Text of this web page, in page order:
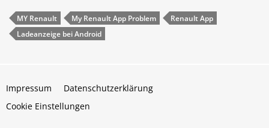
MY Renault My Renault App Problem
Renault App
Ladeanzeige bei Android
Impressum
Datenschutzerklärung
Cookie Einstellungen